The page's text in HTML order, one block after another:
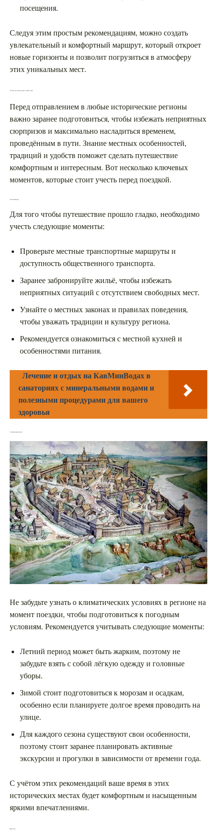
посещения.
Следуя этим простым рекомендациям, можно создать
увлекательный и комфортный маршрут, который откроет
новые горизонты и позволит погрузиться в атмосферу
этих уникальных мест.
Что нужно знать перед поездкой в волжские города
Перед отправлением в любые исторические регионы
важно заранее подготовиться, чтобы избежать неприятных
сюрпризов и максимально насладиться временем,
проведённым в пути. Знание местных особенностей,
традиций и удобств поможет сделать путешествие
комфортным и интересным. Вот несколько ключевых
моментов, которые стоит учесть перед поездкой.
Подготовка к поездке
Для того чтобы путешествие прошло гладко, необходимо
учесть следующие моменты:
Проверьте местные транспортные маршруты и
доступность общественного транспорта.
Заранее забронируйте жильё, чтобы избежать
неприятных ситуаций с отсутствием свободных мест.
Узнайте о местных законах и правилах поведения,
чтобы уважать традиции и культуру региона.
Рекомендуется ознакомиться с местной кухней и
особенностями питания.
Лечение и отдых на КавМинВодах в
санаториях с минеральными водами и
полезными процедурами для вашего
здоровья
Особенности климата и сезона
Не забудьте узнать о климатических условиях в регионе на
момент поездки, чтобы подготовиться к погодным
условиям. Рекомендуется учитывать следующие моменты:
Летний период может быть жарким, поэтому не
забудьте взять с собой лёгкую одежду и головные
уборы.
Зимой стоит подготовиться к морозам и осадкам,
особенно если планируете долгое время проводить на
улице.
Для каждого сезона существуют свои особенности,
поэтому стоит заранее планировать активные
экскурсии и прогулки в зависимости от времени года.
С учётом этих рекомендаций ваше время в этих
исторических местах будет комфортным и насыщенным
яркими впечатлениями.
Вопрос-ответ: